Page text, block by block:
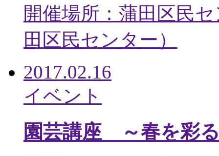
開催場所：蒲田区民
田区民センター ）
2017.02.16
イベント
園芸講座 ～春を彩